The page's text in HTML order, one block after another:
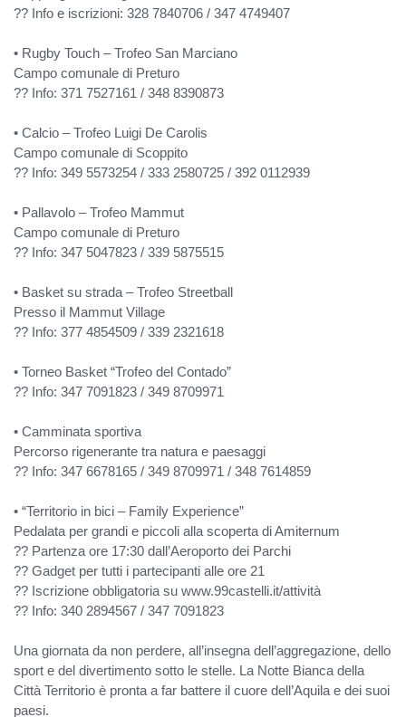
?? Info e iscrizioni: 328 7840706 / 347 4749407
• Rugby Touch – Trofeo San Marciano
Campo comunale di Preturo
?? Info: 371 7527161 / 348 8390873
• Calcio – Trofeo Luigi De Carolis
Campo comunale di Scoppito
?? Info: 349 5573254 / 333 2580725 / 392 0112939
• Pallavolo – Trofeo Mammut
Campo comunale di Preturo
?? Info: 347 5047823 / 339 5875515
• Basket su strada – Trofeo Streetball
Presso il Mammut Village
?? Info: 377 4854509 / 339 2321618
• Torneo Basket “Trofeo del Contado”
?? Info: 347 7091823 / 349 8709971
• Camminata sportiva
Percorso rigenerante tra natura e paesaggi
?? Info: 347 6678165 / 349 8709971 / 348 7614859
• “Territorio in bici – Family Experience”
Pedalata per grandi e piccoli alla scoperta di Amiternum
?? Partenza ore 17:30 dall’Aeroporto dei Parchi
?? Gadget per tutti i partecipanti alle ore 21
?? Iscrizione obbligatoria su www.99castelli.it/attività
?? Info: 340 2894567 / 347 7091823
Una giornata da non perdere, all’insegna dell’aggregazione, dello
sport e del divertimento sotto le stelle. La Notte Bianca della
Città Territorio è pronta a far battere il cuore dell’Aquila e dei suoi
paesi.